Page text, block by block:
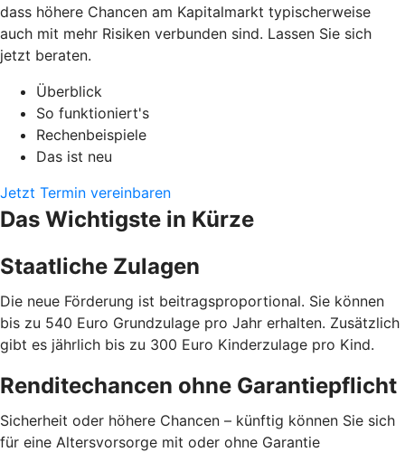
dass höhere Chancen am Kapitalmarkt typischerweise
auch mit mehr Risiken verbunden sind. Lassen Sie sich
jetzt beraten.
Überblick
So funktioniert's
Rechenbeispiele
Das ist neu
Jetzt Termin vereinbaren
Das Wichtigste in Kürze
Staatliche Zulagen
Die neue Förderung ist beitragsproportional. Sie können
bis zu 540 Euro Grundzulage pro Jahr erhalten. Zusätzlich
gibt es jährlich bis zu 300 Euro Kinderzulage pro Kind.
Renditechancen ohne Garantiepflicht
Sicherheit oder höhere Chancen – künftig können Sie sich
für eine Altersvorsorge mit oder ohne Garantie